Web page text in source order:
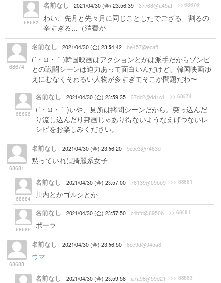
68682
名前なし 2021/04/30 (金) 23:56:39 37768@a45af >> 68676
わい、先月と先々月に同じことしたでござる 割るの
辛すぎる…（消費が
68674
名前なし 2021/04/30 (金) 23:54:42 be457@ecaff
(´・ω・｀)韓国映画はアクションとかは派手だからゾンビ
との戦闘シーンは迫力あって面白いんだけど、韓国映画ゆ
えにむなくそわるい人物が多すぎてそこが問題だわ〜
68696
名前なし 2021/04/30 (金) 23:59:35 37dc2@dd1c1 >> 68674
(´・ω・｀)いや、見所は拷問シーンだから。突っ込んだ
り流し込んだり邦画じゃあり得ないようなえげつないレ
シピをお楽しみください。
68681
名前なし 2021/04/30 (金) 23:56:20 9c5c3@7483d
黙っていれば綺麗系女子
68684
名前なし 2021/04/30 (金) 23:57:00 78139@09bb9 >> 68681
川内とかゴルシとか
68686
名前なし 2021/04/30 (金) 23:57:50 c4bfd@6950b >> 68681
ポーラ
68683
名前なし 2021/04/30 (金) 23:56:50 8ce9d@045a8
ウマ
名前なし 2021/04/30 (金) 23:59:58 a7a98@59d21 >> 68683